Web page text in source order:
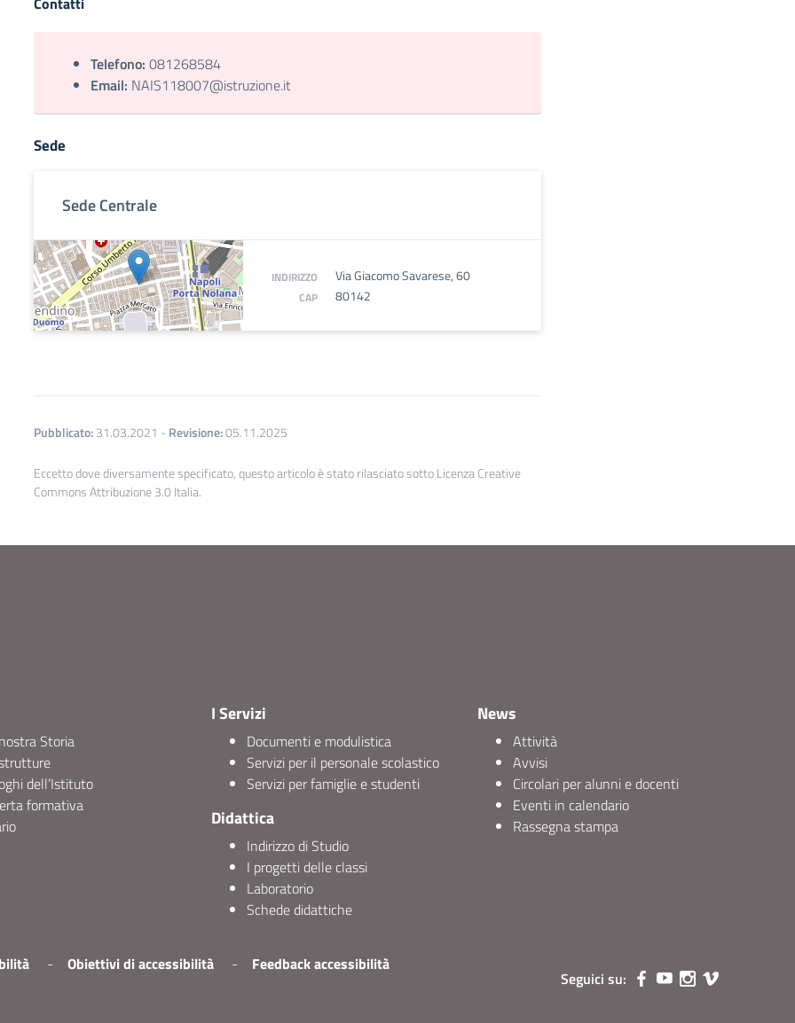
Telefono: 081268584
Email: NAIS118007@istruzione.it
Sede
Sede Centrale
INDIRIZZO Via Giacomo Savarese, 60
CAP 80142
Pubblicato:31.03.2021 - Revisione:05.11.2025
Eccetto dove diversamente specificato, questo articolo è stato rilasciato sotto Licenza Creative
Commons Attribuzione 3.0 Italia.
Storia
dell’Istituto
formativa
I Servizi
Documenti e modulistica
Servizi per il personale scolastico
Servizi per famiglie e studenti
Didattica
Indirizzo di Studio
I progetti delle classi
Laboratorio
Schede didattiche
News
Attività
Avvisi
Circolari per alunni e docenti
Eventi in calendario
Rassegna stampa
Obiettivi di accessibilità Feedback accessibilità
Seguici su: